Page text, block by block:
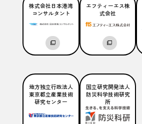
株式会社日本港湾
コンサルタント
エフティーエス株
式会社
地方独立行政法人
東京都立産業技術
研究センター
国立研究開発法人
防災科学技術研究
所